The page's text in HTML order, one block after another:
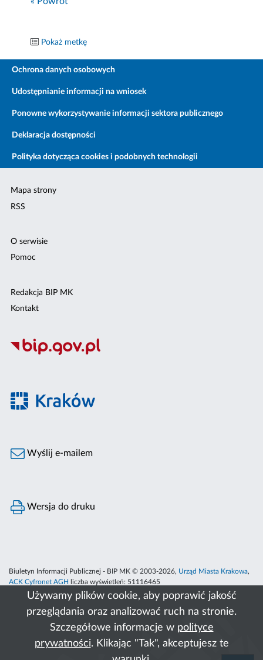
Używamy plików cookie, aby poprawić jakość
przeglądania oraz analizować ruch na stronie.
Szczegółowe informacje w polityce
prywatności. Klikając "Tak", akceptujesz te
Pokaż metkę
Ochrona danych osobowych
Udostępnianie informacji na wniosek
Ponowne wykorzystywanie informacji sektora publicznego
Deklaracja dostępności
Polityka dotycząca cookies i podobnych technologii
Mapa strony
RSS
O serwisie
Pomoc
Redakcja BIP MK
Kontakt
Wyślij e-mailem
Wersja do druku
Biuletyn Informacji Publicznej - BIP MK © 2003-2026, Urząd Miasta Krakowa,
ACK Cyfronet AGH
liczba wyświetleń: 51116465